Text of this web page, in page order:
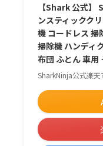
【Shark 公式】
ンスティックク
機 コードレス 掃
掃除機 ハンディ
布団 ふとん 車用
SharkNinja公式楽天